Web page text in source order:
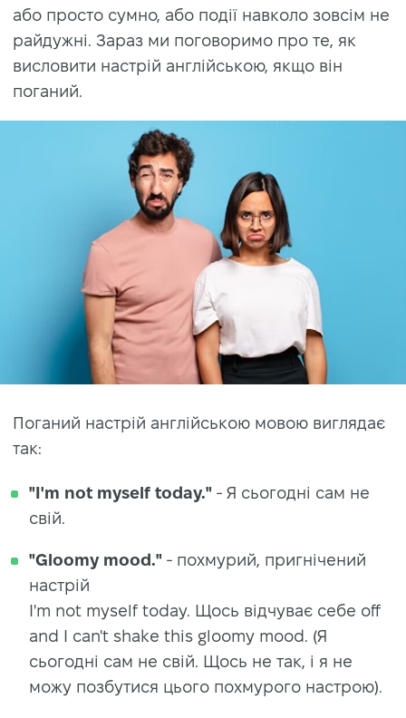
або просто сумно, або події навколо зовсім не
райдужні. Зараз ми поговоримо про те, як
висловити настрій англійською, якщо він
поганий.
Поганий настрій англійською мовою виглядає
так:
"I'm not myself today." - Я сьогодні сам не
свій.
"Gloomy mood." - похмурий, пригнічений
настрій
I'm not myself today. Щось відчуває себе off
and I can't shake this gloomy mood. (Я
сьогодні сам не свій. Щось не так, і я не
можу позбутися цього похмурого настрою).